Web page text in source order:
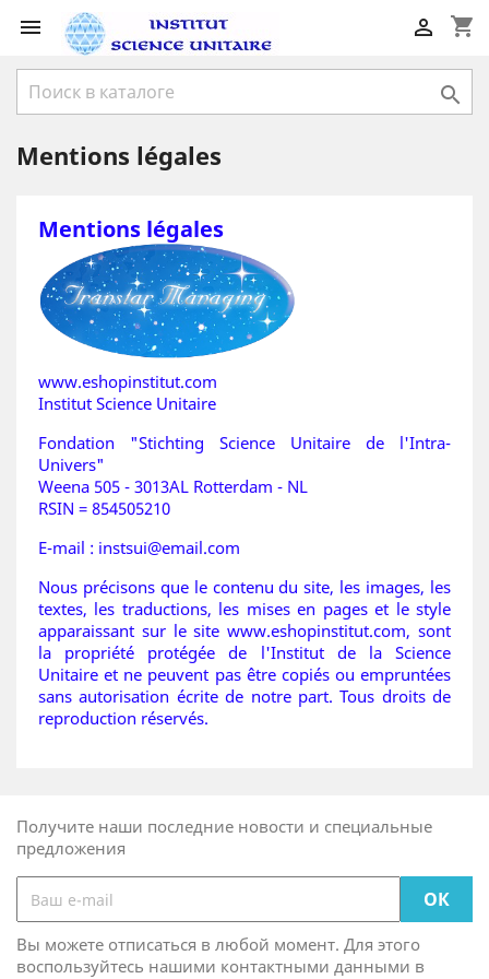
 shopping_cart


Mentions légales
Mentions légales
www.eshopinstitut.com
Institut Science Unitaire
Fondation "Stichting Science Unitaire de l'Intra-
Univers"
Weena 505 - 3013AL Rotterdam - NL
RSIN = 854505210
E-mail : instsui@email.com
Nous précisons que le contenu du site, les images, les
textes, les traductions, les mises en pages et le style
apparaissant sur le site www.eshopinstitut.com, sont
la propriété protégée de l'Institut de la Science
Unitaire et ne peuvent pas être copiés ou empruntées
sans autorisation écrite de notre part. Tous droits de
reproduction réservés.
Получите наши последние новости и специальные
предложения
Вы можете отписаться в любой момент. Для этого
воспользуйтесь нашими контактными данными в